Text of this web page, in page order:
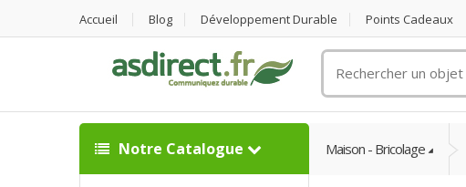
Accueil Blog Développement Durable Points Cadeaux
un
objet
publicitaire
Notre Catalogue Maison - Bricolage